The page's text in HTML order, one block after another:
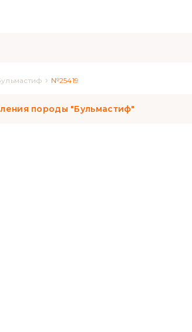
› №25419
породы "Бульмастиф"